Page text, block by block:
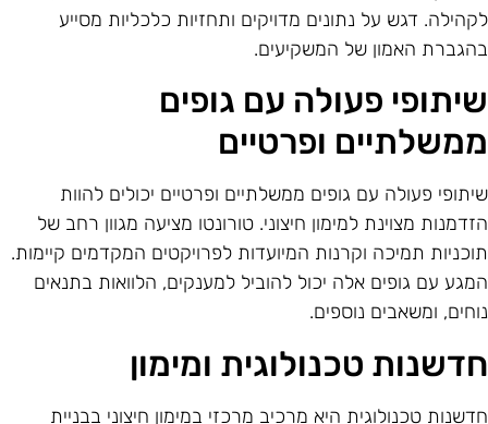
דגש על נתונים מדויקים ותחזיות כלכליות מסייע
האמון של המשקיעים.
פעולה עם גופים
ופרטיים
פעולה עם גופים ממשלתיים ופרטיים יכולים להוות
מצוינת למימון חיצוני. טורונטו מציעה מגוון רחב של
תמיכה וקרנות המיועדות לפרויקטים המקדמים קיימות.
עם גופים אלה יכול להוביל למענקים, הלוואות בתנאים
ומשאבים נוספים.
טכנולוגית ומימון
טכנולוגית היא מרכיב מרכזי במימון חיצוני בבניית